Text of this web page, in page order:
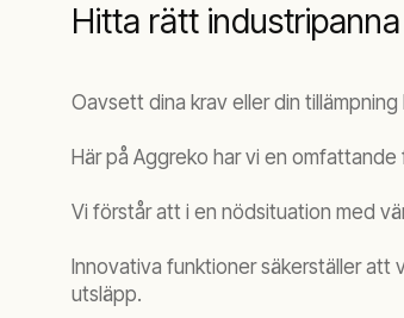
Hitta rätt
Oavsett dina krav eller din
Här på Aggreko har vi en
Vi förstår att i en nödsituation med
Innovativa funktioner säkerställer att
utsläpp.